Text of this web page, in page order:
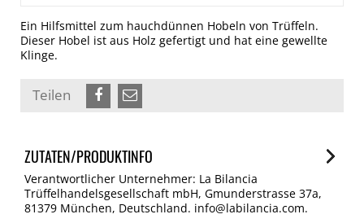
Ein Hilfsmittel zum hauchdünnen Hobeln von Trüffeln.
Dieser Hobel ist aus Holz gefertigt und hat eine gewellte
Klinge.
Teilen
ZUTATEN/PRODUKTINFO
Verantwortlicher Unternehmer: La Bilancia
Trüffelhandelsgesellschaft mbH, Gmunderstrasse 37a,
81379 München, Deutschland. info@labilancia.com.